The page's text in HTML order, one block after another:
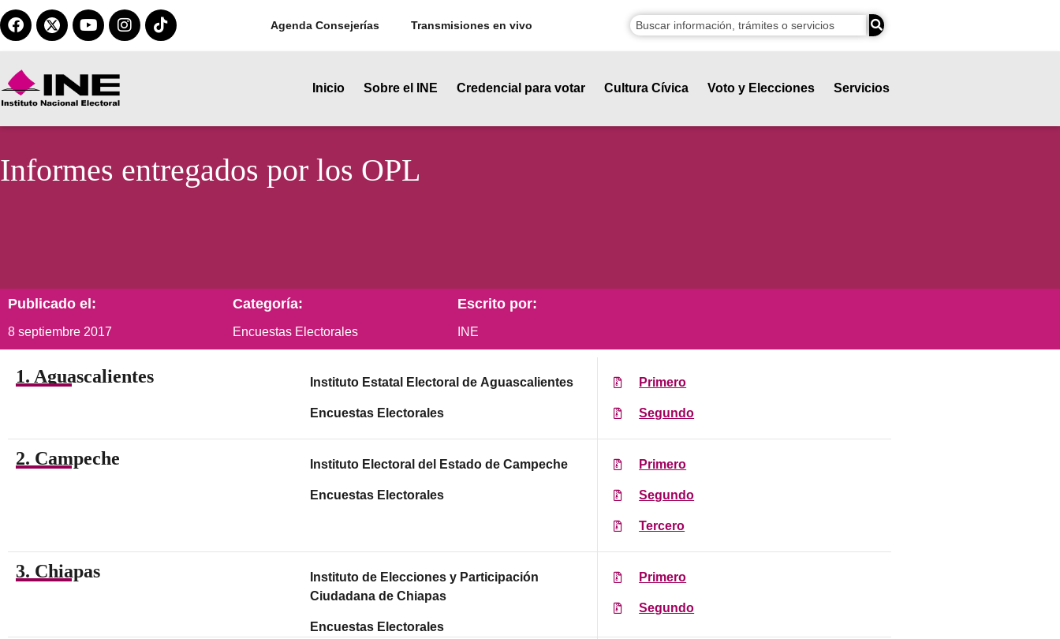
Agenda Consejerías Transmisiones en vivo
Inicio Sobre el INE Credencial para votar Cultura Cívica Voto y Elecciones Servicios
Informes entregados por los OPL
Publicado el:
8 septiembre 2017
Categoría:
Encuestas Electorales
Escrito por:
INE
1. Aguascalientes Instituto Estatal Electoral de Aguascalientes
Encuestas Electorales
Primero
Segundo
2. Campeche Instituto Electoral del Estado de Campeche
Encuestas Electorales
Primero
Segundo
Tercero
3. Chiapas
Instituto de Elecciones y Participación
Ciudadana de Chiapas
Encuestas Electorales
Primero
Segundo